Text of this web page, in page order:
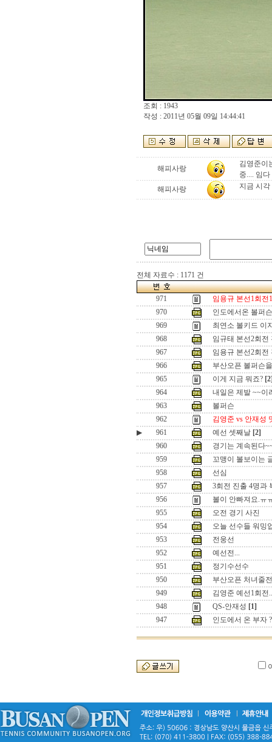
조회 : 1943
작성 : 2011년 05월 09일 14:44:41
해피사랑
김영준이
중.... 임다
해피사랑
지금 시
전체 자료수 : 1171 건
971
임용규 본선1회전
970
인도에서온 볼퍼
969
최연소 볼키드 이
968
임규태 본선2회전
967
임용규 본선2회전
966
부산오픈 볼퍼슨
965
이게 지금 뭐죠?
964
내일은 제발 ~~이
963
볼퍼슨
962
김영준 vs 안재성
▶
961 예선 셋째날 [2]
960
경기는 계속된다
959
꼬맹이 볼보이는
958
선심
957
3회전 진출 4명과
956
볼이 안빠져요.ㅠ
955
오전 경기 사진
954
오늘 선수들 워밍
953
전웅선
952
예선전...
951
정기수선수
950
부산오픈 처녀줄
949
김영준 예선1회전..
948
QS-안재성 [1]
947
인도에서 온 부자